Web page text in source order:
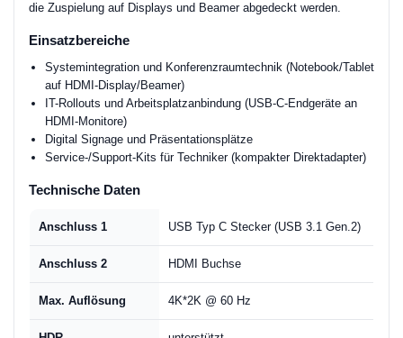
die Zuspielung auf Displays und Beamer abgedeckt werden.
Einsatzbereiche
Systemintegration und Konferenzraumtechnik (Notebook/Tablet
auf HDMI-Display/Beamer)
IT-Rollouts und Arbeitsplatzanbindung (USB-C-Endgeräte an
HDMI-Monitore)
Digital Signage und Präsentationsplätze
Service-/Support-Kits für Techniker (kompakter Direktadapter)
Technische Daten
Anschluss 1 USB Typ C Stecker (USB 3.1 Gen.2)
Anschluss 2 HDMI Buchse
Max. Auflösung 4K*2K @ 60 Hz